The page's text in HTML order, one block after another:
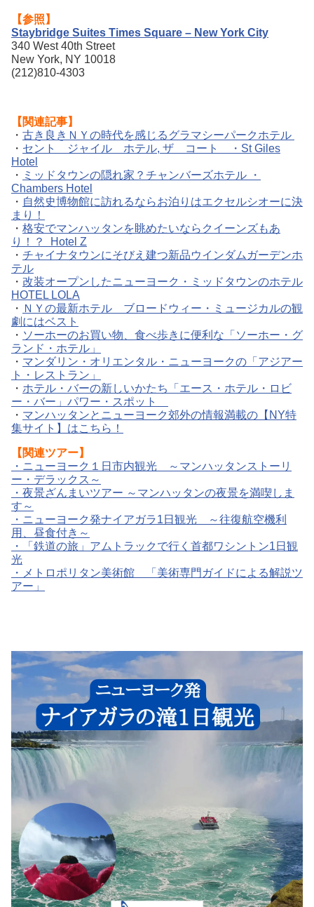
【参照】
Staybridge Suites Times Square – New York City
340 West 40th Street
New York, NY 10018
(212)810-4303
【関連記事】
・ 古き良きＮＹの時代を感じるグラマシーパークホテル
・ セント ジャイル ホテル, ザ コート ・St Giles
Hotel
・ ミッドタウンの隠れ家？チャンバーズホテル ・
Chambers Hotel
・ 自然史博物館に訪れるならお泊りはエクセルシオーに決
まり！
・ 格安でマンハッタンを眺めたいならクイーンズもあ
り！？ Hotel Z
・ チャイナタウンにそびえ建つ新品ウインダムガーデンホ
テル
・ 改装オープンしたニューヨーク・ミッドタウンのホテル
HOTEL LOLA
・ ＮＹの最新ホテル ブロードウィー・ミュージカルの観
劇にはベスト
・ ソーホーのお買い物、食べ歩きに便利な「ソーホー・グ
ランド・ホテル」
・ マンダリン・オリエンタル・ニューヨークの「アジアー
ト・レストラン」
・ ホテル・バーの新しいかたち「エース・ホテル・ロビ
ー・バー」パワー・スポット
・ マンハッタンとニューヨーク郊外の情報満載の【NY特
集サイト】はこちら！
【関連ツアー】
・ ニューヨーク１日市内観光 ～マンハッタンストーリ
ー・デラックス～
・ 夜景ざんまいツアー ～マンハッタンの夜景を満喫しま
す～
・ ニューヨーク発ナイアガラ1日観光 ～往復航空機利
用、昼食付き～
・
「鉄道の旅」アムトラックで行く首都ワシントン1日観
光
・ メトロポリタン美術館 「美術専門ガイドによる解説ツ
アー」